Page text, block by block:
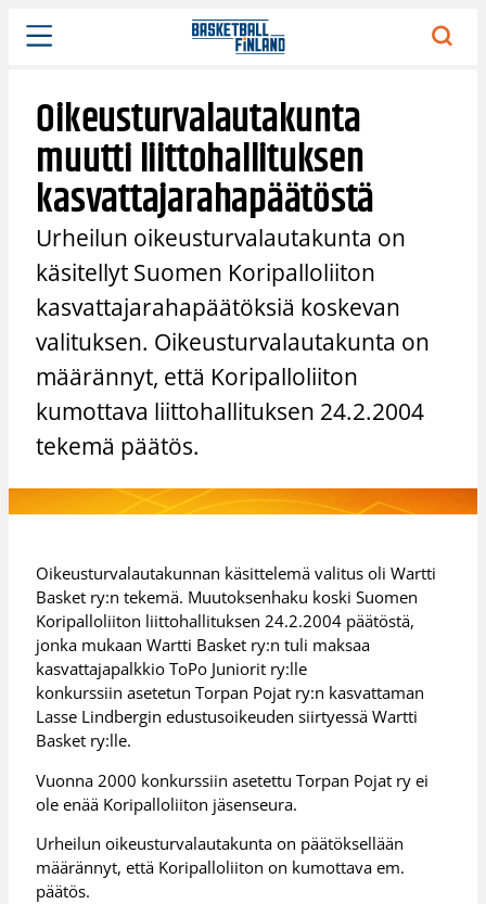
Siirry
sisältöön
Oikeusturvalautakunta
muutti liittohallituksen
kasvattajarahapäätöstä
Urheilun oikeusturvalautakunta on
käsitellyt Suomen Koripalloliiton
kasvattajarahapäätöksiä koskevan
valituksen. Oikeusturvalautakunta on
määrännyt, että Koripalloliiton
kumottava liittohallituksen 24.2.2004
tekemä päätös.
Oikeusturvalautakunnan käsittelemä valitus oli Wartti
Basket ry:n tekemä. Muutoksenhaku koski Suomen
Koripalloliiton liittohallituksen 24.2.2004 päätöstä,
jonka mukaan Wartti Basket ry:n tuli maksaa
kasvattajapalkkio ToPo Juniorit ry:lle
konkurssiin asetetun Torpan Pojat ry:n kasvattaman
Lasse Lindbergin edustusoikeuden siirtyessä Wartti
Basket ry:lle.
Vuonna 2000 konkurssiin asetettu Torpan Pojat ry ei
ole enää Koripalloliiton jäsenseura.
Urheilun oikeusturvalautakunta on päätöksellään
määrännyt, että Koripalloliiton on kumottava em.
päätös.